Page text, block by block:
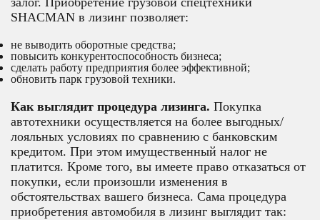
SHACMAN в лизинг позволяет:
не выводить оборотные средства;
повысить конкурентоспособность бизнеса;
сделать работу предприятия более эффективной;
обновить парк грузовой техники.
Как выглядит процедура лизинга. Покупка
автотехники осуществляется на более выгодных/
лояльных условиях по сравнению с банковским
кредитом. При этом имущественный налог не
платится. Кроме того, вы имеете право отказаться от
покупки, если произошли изменения в
обстоятельствах вашего бизнеса. Сама процедура
приобретения автомобиля в лизинг выглядит так: